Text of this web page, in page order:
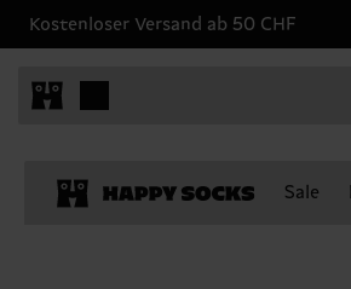
Kostenloser Versand ab 50 CHF
Sale